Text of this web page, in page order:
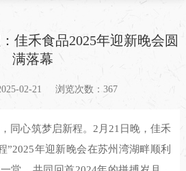
佳禾食品2025年迎新晚会圆
满落幕
02-21 浏览次数：367
同心筑梦启新程。2月21日晚，佳禾
”2025年迎新晚会在苏州湾湖畔顺利